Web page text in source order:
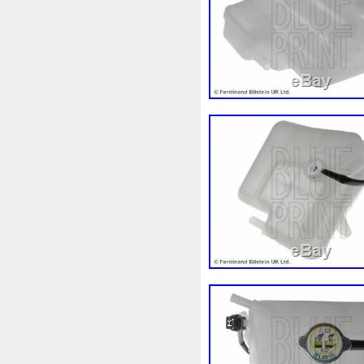
1k0121207j 1k0121207t
1k0298403a 1k0955453s
1s1816103
21060g2401
214108535r 214108706r
214812415r 214814342r
214818h83a
220928kh13a0000038
253103e710 253103k750
253802y000 253803z
256902u000
2q0121203k 2q0121203m
357820795j 35mm